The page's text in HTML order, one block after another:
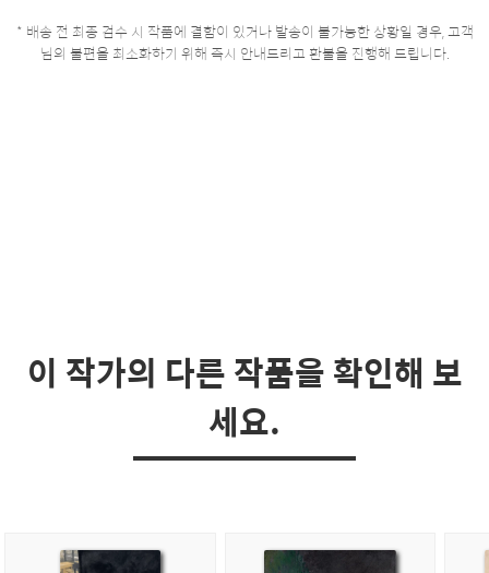
* 배송 전 최종 검수 시 작품에 결함이 있거나 발송이 불가능한 상황일 경우, 고객
님의 불편을 최소화하기 위해 즉시 안내드리고 환불을 진행해 드립니다.
이 작가의 다른 작품을 확인해 보
세요.